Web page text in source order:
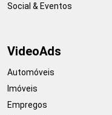
Social & Eventos
VideoAds
Automóveis
Imóveis
Empregos